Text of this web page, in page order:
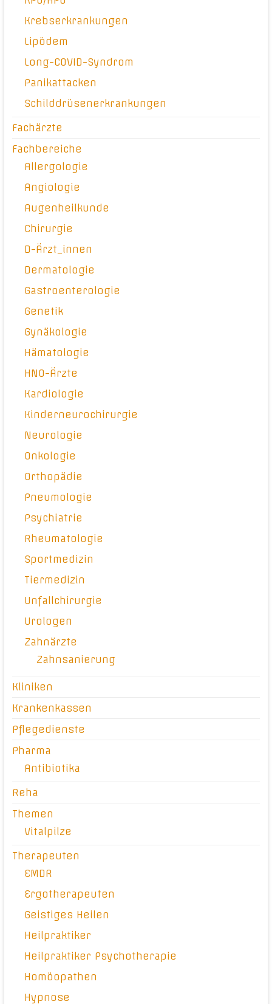
Krebserkrankungen
Lipödem
Long-COVID-Syndrom
Panikattacken
Schilddrüsenerkrankungen
Fachärzte
Fachbereiche
Allergologie
Angiologie
Augenheilkunde
Chirurgie
D-Ärzt_innen
Dermatologie
Gastroenterologie
Genetik
Gynäkologie
Hämatologie
HNO-Ärzte
Kardiologie
Kinderneurochirurgie
Neurologie
Onkologie
Orthopädie
Pneumologie
Psychiatrie
Rheumatologie
Sportmedizin
Tiermedizin
Unfallchirurgie
Urologen
Zahnärzte
Zahnsanierung
Kliniken
Krankenkassen
Pflegedienste
Pharma
Antibiotika
Reha
Themen
Vitalpilze
Therapeuten
EMDR
Ergotherapeuten
Geistiges Heilen
Heilpraktiker
Heilpraktiker Psychotherapie
Homöopathen
Hypnose